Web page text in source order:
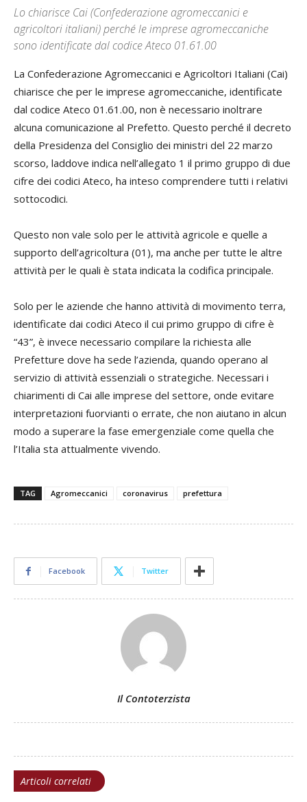
Lo chiarisce Cai (Confederazione agromeccanici e
agricoltori italiani) perché le imprese agromeccaniche
sono identificate dal codice Ateco 01.61.00
La Confederazione Agromeccanici e Agricoltori Italiani (Cai)
chiarisce che per le imprese agromeccaniche, identificate
dal codice Ateco 01.61.00, non è necessario inoltrare
alcuna comunicazione al Prefetto. Questo perché il decreto
della Presidenza del Consiglio dei ministri del 22 marzo
scorso, laddove indica nell’allegato 1 il primo gruppo di due
cifre dei codici Ateco, ha inteso comprendere tutti i relativi
sottocodici.
Questo non vale solo per le attività agricole e quelle a
supporto dell’agricoltura (01), ma anche per tutte le altre
attività per le quali è stata indicata la codifica principale.
Solo per le aziende che hanno attività di movimento terra,
identificate dai codici Ateco il cui primo gruppo di cifre è
“43”, è invece necessario compilare la richiesta alle
Prefetture dove ha sede l’azienda, quando operano al
servizio di attività essenziali o strategiche. Necessari i
chiarimenti di Cai alle imprese del settore, onde evitare
interpretazioni fuorvianti o errate, che non aiutano in alcun
modo a superare la fase emergenziale come quella che
l’Italia sta attualmente vivendo.
TAG Agromeccanici coronavirus prefettura
Facebook Twitter
Il Contoterzista
Articoli correlati